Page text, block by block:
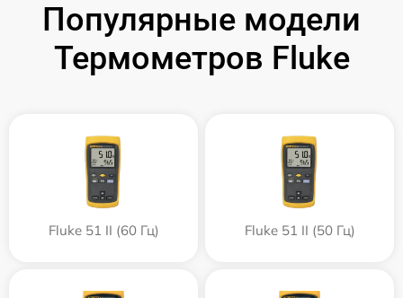
Популярные модели
Термометров Fluke
Fluke 51 II (60 Гц) Fluke 51 II (50 Гц)